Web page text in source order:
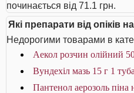
починається від 71.1 грн.
Які препарати від опіків
Недорогими товарами в
Аекол розчин олійний
Вундехіл мазь 15 г 1 туба
Пантенол аерозоль піна